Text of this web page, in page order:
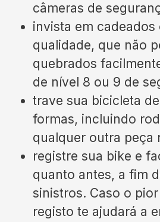
câmeras de
invista em cadeados
qualidade, que não
quebrados
de nível 8 ou 9 de
trave sua bicicleta
formas, incluindo
qualquer outra peça
registre sua bike e
quanto antes, a fim
sinistros. Caso o
registo te ajudará a